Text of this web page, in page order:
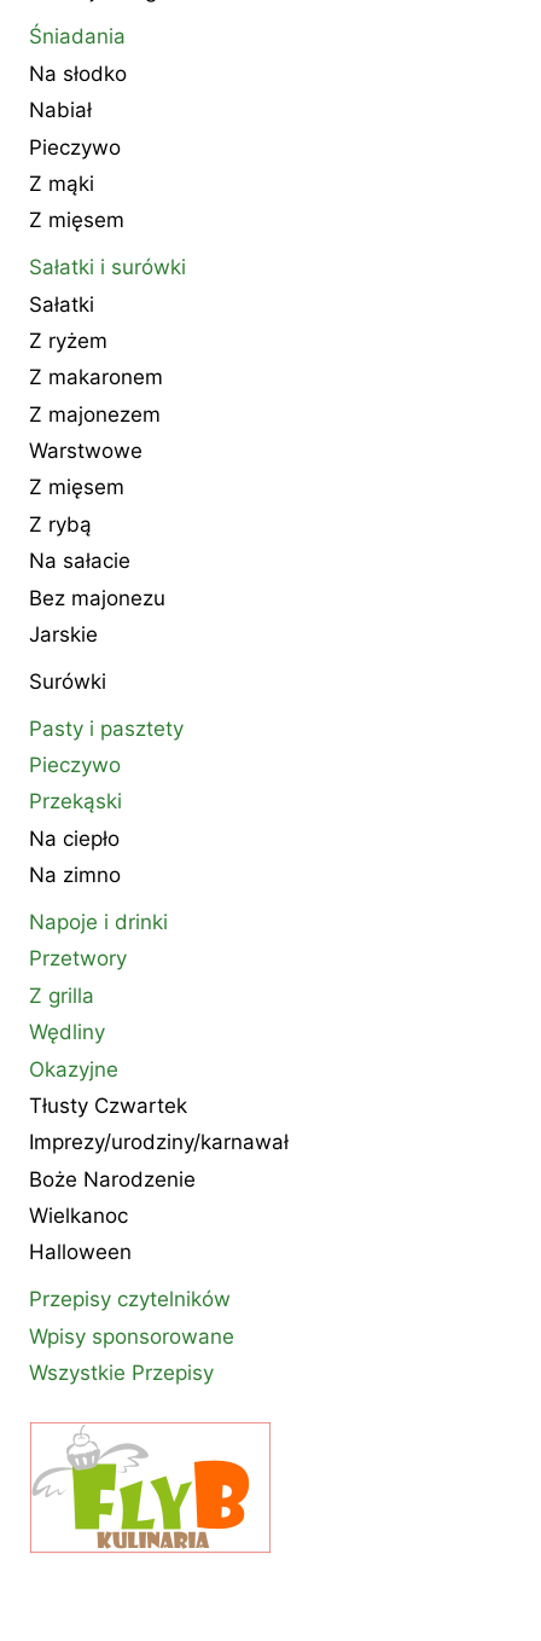
Śniadania
Na słodko
Nabiał
Pieczywo
Z mąki
Z mięsem
Sałatki i surówki
Sałatki
Z ryżem
Z makaronem
Z majonezem
Warstwowe
Z mięsem
Z rybą
Na sałacie
Bez majonezu
Jarskie
Surówki
Pasty i pasztety
Pieczywo
Przekąski
Na ciepło
Na zimno
Napoje i drinki
Przetwory
Z grilla
Wędliny
Okazyjne
Tłusty Czwartek
Imprezy/urodziny/karnawał
Boże Narodzenie
Wielkanoc
Halloween
Przepisy czytelników
Wpisy sponsorowane
Wszystkie Przepisy